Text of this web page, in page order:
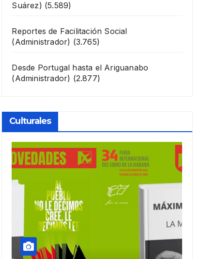
Suárez) (5.589)
Reportes de Facilitación Social
(Administrador) (3.765)
Desde Portugal hasta el Ariguanabo
(Administrador) (2.877)
Culturales